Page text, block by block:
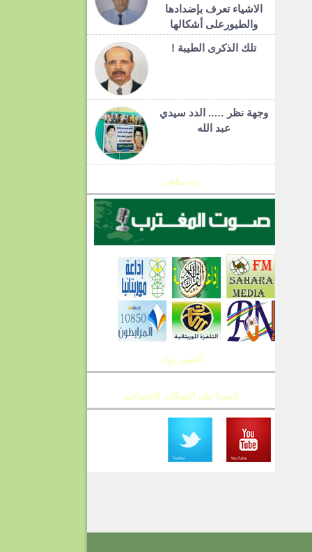
الاشياء تعرف بإضدادها
والطيورعلى أشكالها
تلك الذكرى الطيبة !
وجهة نظر ….. الدد سيدي
عبد الله
بث مباشر
الفيس بوك
تابعونا على الشبكات الإجتماعية